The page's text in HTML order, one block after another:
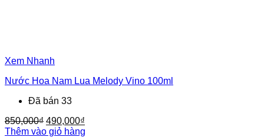
Xem Nhanh
Nước Hoa Nam Lua Melody Vino 100ml
Đã bán 33
850,000₫ Giá
gốc
490,000₫
hiện
Thêm vào giỏ hàng